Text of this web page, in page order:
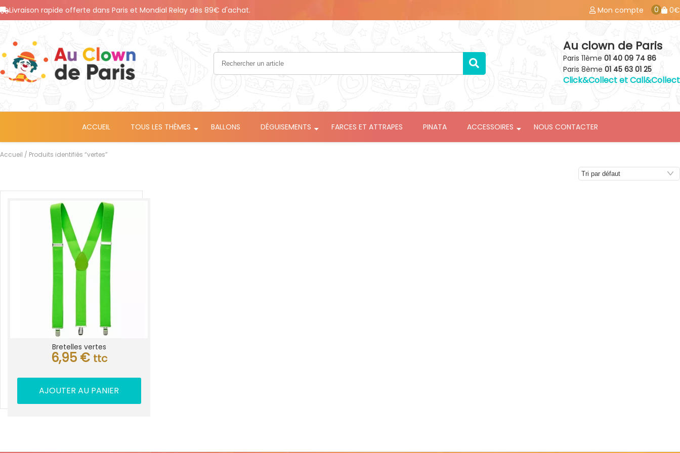
Livraison rapide offerte dans Paris et Mondial Relay dès 89€ d'achat. Mon compte 0 0€
Au clown de Paris
Paris 11ème 01 40 09 74 86
Paris 8ème 01 45 63 01 25
Click&Collect et Call&Collect
ACCUEIL TOUS LES THÈMES BALLONS DÉGUISEMENTS FARCES ET ATTRAPES PINATA ACCESSOIRES NOUS CONTACTER
Accueil / Produits identifiés “vertes”
Bretelles vertes
6,95 € ttc
AJOUTER AU PANIER